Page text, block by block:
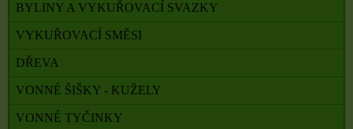
BYLINY A VYKUŘOVACÍ SVAZKY
VYKUŘOVACÍ SMĚSI
DŘEVA
VONNÉ ŠIŠKY - KUŽELY
VONNÉ TYČINKY